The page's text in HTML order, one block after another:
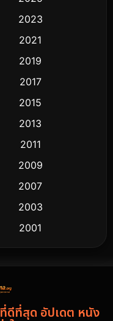
2023
2021
2019
2017
2015
2013
2011
2009
2007
2003
2001
1997
1985
ดีที่สุด อัปเดต หนัง